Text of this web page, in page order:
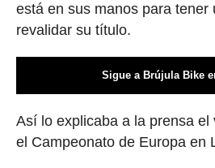
está en sus manos para tener
revalidar su título.
Sigue a Brújula Bike
Así lo explicaba a la prensa el
el Campeonato de Europa en